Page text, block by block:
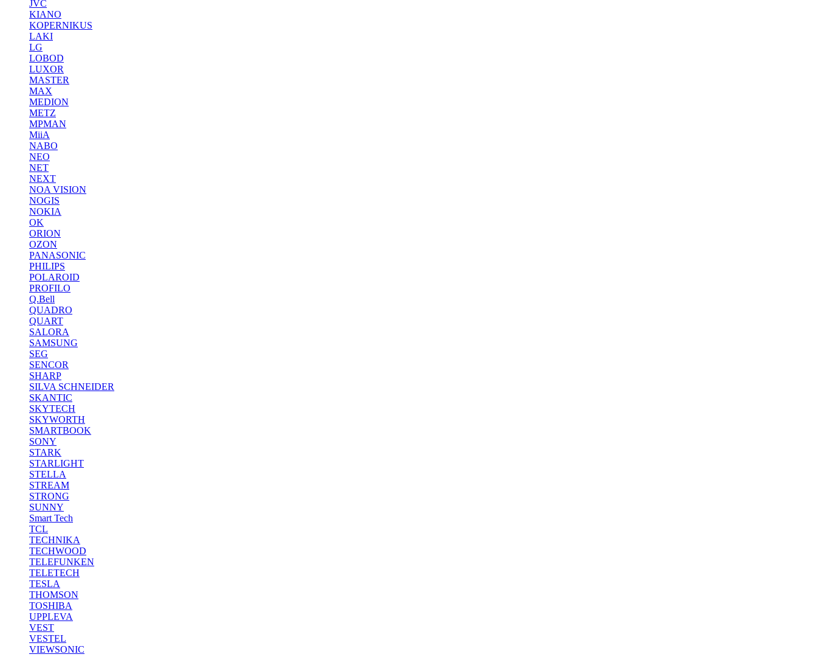
JVC
KIANO
KOPERNIKUS
LAKI
LG
LOBOD
LUXOR
MASTER
MAX
MEDION
METZ
MPMAN
MiiA
NABO
NEO
NET
NEXT
NOA VISION
NOGIS
NOKIA
OK
ORION
OZON
PANASONIC
PHILIPS
POLAROID
PROFILO
Q.Bell
QUADRO
QUART
SALORA
SAMSUNG
SEG
SENCOR
SHARP
SILVA SCHNEIDER
SKANTIC
SKYTECH
SKYWORTH
SMARTBOOK
SONY
STARK
STARLIGHT
STELLA
STREAM
STRONG
SUNNY
Smart Tech
TCL
TECHNIKA
TECHWOOD
TELEFUNKEN
TELETECH
TESLA
THOMSON
TOSHIBA
UPPLEVA
VEST
VESTEL
VIEWSONIC